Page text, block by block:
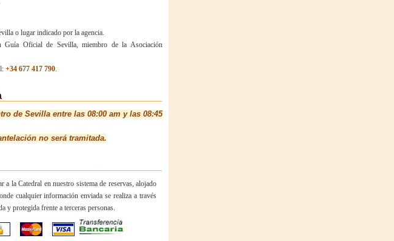
o lugar indicado por la agencia.
Guía Oficial de Sevilla, miembro de la Asociación
+34 677 417 790.
de Sevilla entre las 08:00 am y las 08:45
no será tramitada.
a la Catedral en nuestro sistema de reservas, alojado
cualquier información enviada se realiza a través
y protegida frente a terceras personas.